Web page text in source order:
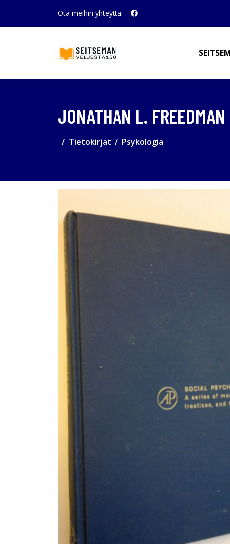
Ota meihin yhteyttä:
JONATHAN L.
Tietokirjat Psykologia